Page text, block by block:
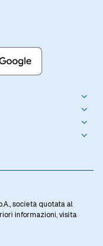
la surroga
società quotata al
informazioni, visita